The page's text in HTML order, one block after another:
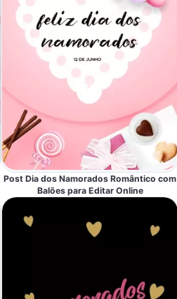
Post Dia dos Namorados Romântico com
Balões para Editar Online